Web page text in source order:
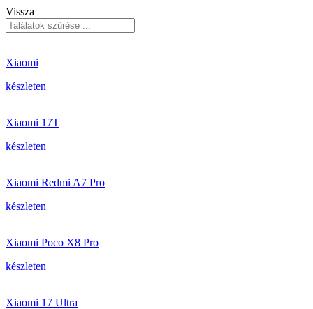
Vissza
Xiaomi
készleten
Xiaomi 17T
készleten
Xiaomi Redmi A7 Pro
készleten
Xiaomi Poco X8 Pro
készleten
Xiaomi 17 Ultra